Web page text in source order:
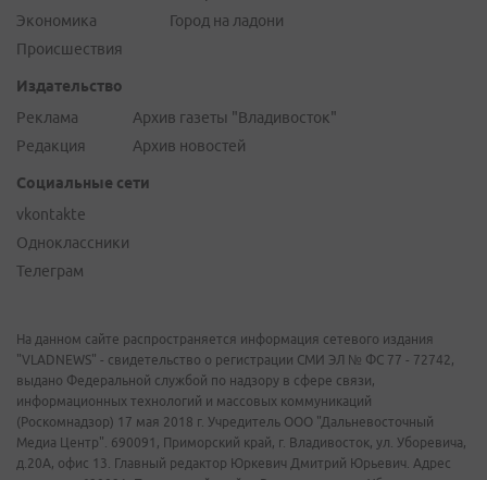
Экономика
Происшествия
Город на ладони
Издательство
Реклама
Редакция
Архив газеты "Владивосток"
Архив новостей
Социальные сети
vkontakte
Одноклассники
Телеграм
На данном сайте распространяется информация сетевого издания
"VLADNEWS" - свидетельство о регистрации СМИ ЭЛ № ФС 77 - 72742,
выдано Федеральной службой по надзору в сфере связи,
информационных технологий и массовых коммуникаций
(Роскомнадзор) 17 мая 2018 г. Учредитель ООО "Дальневосточный
Медиа Центр". 690091, Приморский край, г. Владивосток, ул. Уборевича,
д.20А, офис 13. Главный редактор Юркевич Дмитрий Юрьевич. Адрес